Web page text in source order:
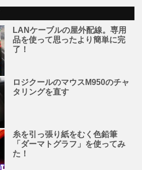
LANケーブルの屋外配線。専用
品を使って思ったより簡単に完
了！
ロジクールのマウスM950のチャ
タリングを直す
糸を引っ張り紙をむく色鉛筆
「ダーマトグラフ」を使ってみ
た！